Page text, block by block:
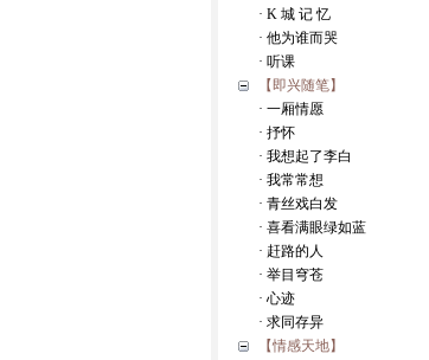
· K 城 记 忆
· 他为谁而哭
· 听课
【即兴随笔】
· 一厢情愿
· 抒怀
· 我想起了李白
· 我常常想
· 青丝戏白发
· 喜看满眼绿如蓝
· 赶路的人
· 举目穹苍
· 心迹
· 求同存异
【情感天地】